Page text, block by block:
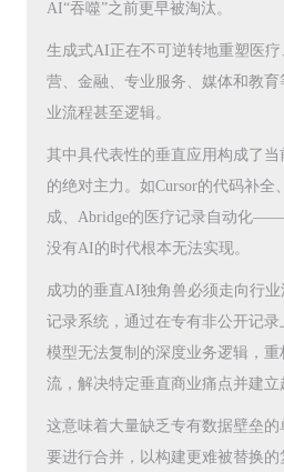
AI“吞噬”之前更早被淘汰。
生成式AI正在不可逆转地重塑医
营、金融、专业服务、媒体和教
业流程甚至逻辑。
其中具代表性的垂直应用构成了
的绝对主力。如Cursor的代码补全
成、Abridge的医疗记录自动化
没有AI的时代根本无法实现。
成功的垂直AI独角兽必须走向行
记录系统，通过在专有非公开记
模型无法复制的深度业务逻辑，
流，解决特定垂直商业痛点并建立
这意味着大量缺乏专有数据壁垒
要进行合并，以构建更难被替换的